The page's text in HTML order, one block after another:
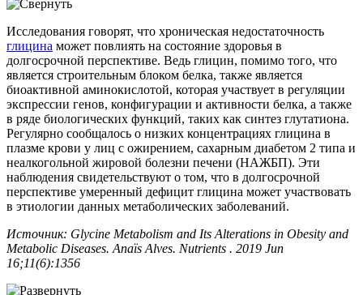
Исследования говорят, что хроническая недостаточность
глицина может повлиять на состояние здоровья в
долгосрочной перспективе. Ведь глицин, помимо того, что
является строительным блоком белка, также является
биоактивной аминокислотой, которая участвует в регуляции
экспрессии генов, конфигурации и активности белка, а также
в ряде биологических функций, таких как синтез глутатиона.
Регулярно сообщалось о низких концентрациях глицина в
плазме крови у лиц с ожирением, сахарным диабетом 2 типа и
неалкогольной жировой болезни печени (НАЖБП). Эти
наблюдения свидетельствуют о том, что в долгосрочной
перспективе умеренный дефицит глицина может участвовать
в этиологии данных метаболических заболеваний.
Источник: Glycine Metabolism and Its Alterations in Obesity and
Metabolic Diseases. Anaïs Alves. Nutrients . 2019 Jun
16;11(6):1356